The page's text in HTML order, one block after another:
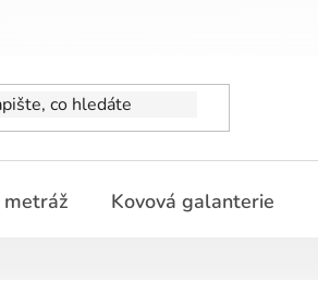
metráž Kovová galanterie